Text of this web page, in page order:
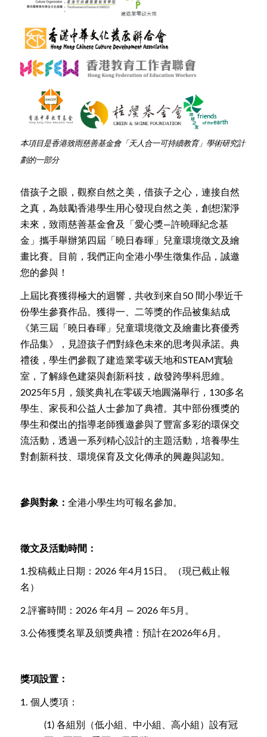
本項目是香港致雨慈善基金會「天人合一可持續教育」學術研究計
劃的一部分
借孩子之眼，觀察自然之美，借孩子之心，連接自然
之真，為鼓勵香港學生用心發現自然之美，創想潔淨
未來，致雨慈善基金會及「愛心獎—許曉暉紀念基
金」攜手舉辦第四屆「曉日春暉」兒童環境徵文及繪
畫比賽。目前，我們正向全港小學生徵集作品，誠邀
您的參與！
上屆比賽獲得極大的迴響，共收到來自50 間小學近千
份學生參賽作品。獲得一、二等獎的作品被集結成
《第三屆「曉日春暉」兒童環境徵文及繪畫比賽優秀
作品集》，見證孩子們對綠色未來的思考與承諾。典
禮後，學生們參觀了建造業零碳天地和STEAM實驗
室，了解綠色建築與創新科技，啟發跨學科思維。
2025年5月，颁奖典礼在零碳天地圓滿舉行，130多名
學生、家長和公益人士參加了典禮。其中部份獲獎的
學生和傑出的指導老師獲邀參與了豐富多彩的環保交
流活動，透過一系列精心設計的主題活動，培養學生
對創新科技、環境保育及文化傳承的興趣與認知。
參與對象：全港小學生均可報名參加。
徵文及活動時間：
1.投稿截止日期：2026 年4月15日。（現已截止報
名）
2.評審時間：2026 年4月 — 2026 年5月。
3.公佈獲獎名單及頒獎典禮：預計在2026年6月。
獎項設置：
1. 個人獎項：
(1) 各組別（低小組、中小組、高小組）設有冠